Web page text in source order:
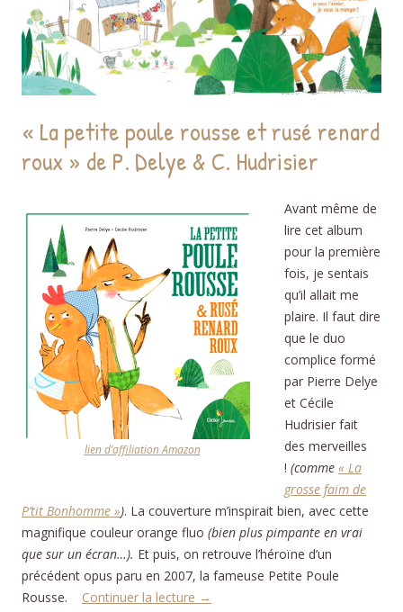
« La petite poule rousse et rusé renard
roux » de P. Delye & C. Hudrisier
lien d’affiliation Amazon
Avant même de
lire cet album
pour la première
fois, je sentais
qu’il allait me
plaire. Il faut dire
que le duo
complice formé
par Pierre Delye
et Cécile
Hudrisier fait
des merveilles
! (comme « La
grosse faim de
P’tit Bonhomme »). La couverture m’inspirait bien, avec cette
magnifique couleur orange fluo (bien plus pimpante en vrai
que sur un écran…). Et puis, on retrouve l’héroïne d’un
précédent opus paru en 2007, la fameuse Petite Poule
Rousse. Continuer la lecture →